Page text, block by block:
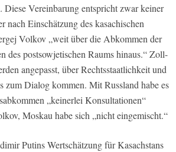
Diese Vereinbarung entspricht zwar keiner
nach Einschätzung des kasachischen
Volkov „weit über die Abkommen der
des postsowjetischen Raums hinaus.“ Zoll-
angepasst, über Rechtsstaatlichkeit und
zum Dialog kommen. Mit Russland habe es
„keinerlei Konsultationen“
Moskau habe sich „nicht eingemischt.“
Putins Wertschätzung für Kasachstans